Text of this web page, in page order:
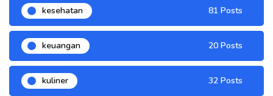
kesehatan 81 Posts
keuangan 20 Posts
kuliner 32 Posts